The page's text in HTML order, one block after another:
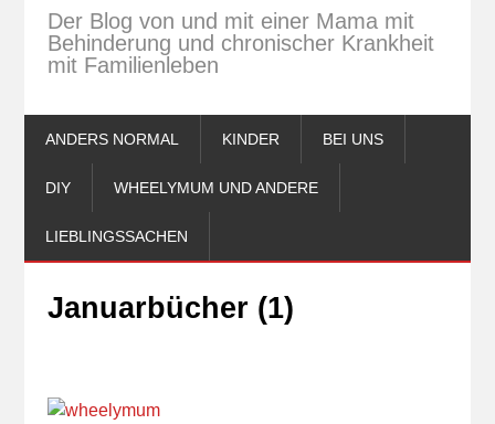
Der Blog von und mit einer Mama mit
Behinderung und chronischer Krankheit
mit Familienleben
ANDERS NORMAL KINDER BEI UNS
DIY WHEELYMUM UND ANDERE
LIEBLINGSSACHEN
Januarbücher (1)